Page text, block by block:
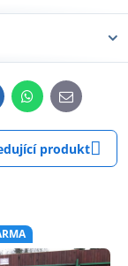
WhatsApp
E-
mail
produkt